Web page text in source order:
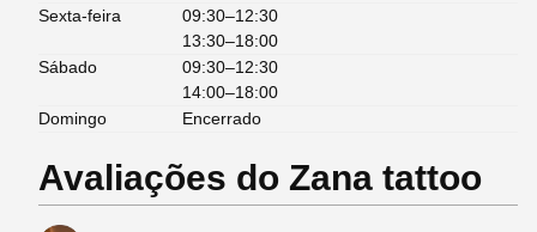
Sexta-feira
09:30–12:30
13:30–18:00
Sábado
09:30–12:30
14:00–18:00
Domingo
Encerrado
Avaliações do Zana tattoo